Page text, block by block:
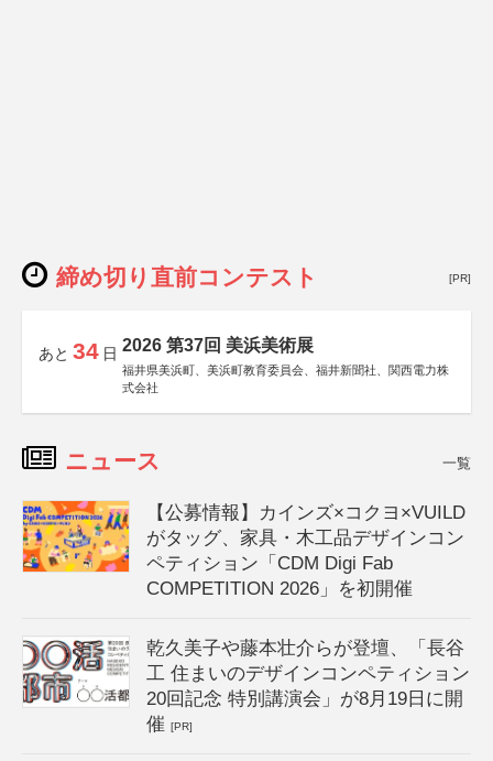
締め切り直前コンテスト [PR]
あと 34 日 2026 第37回 美浜美術展
福井県美浜町、美浜町教育委員会、福井新聞社、関西電力株
式会社
ニュース 一覧
【公募情報】カインズ×コクヨ×VUILD
がタッグ、家具・木工品デザインコン
ペティション「CDM Digi Fab
COMPETITION 2026」を初開催
乾久美子や藤本壮介らが登壇、「長谷
工 住まいのデザインコンペティション
20回記念 特別講演会」が8月19日に開
催[PR]